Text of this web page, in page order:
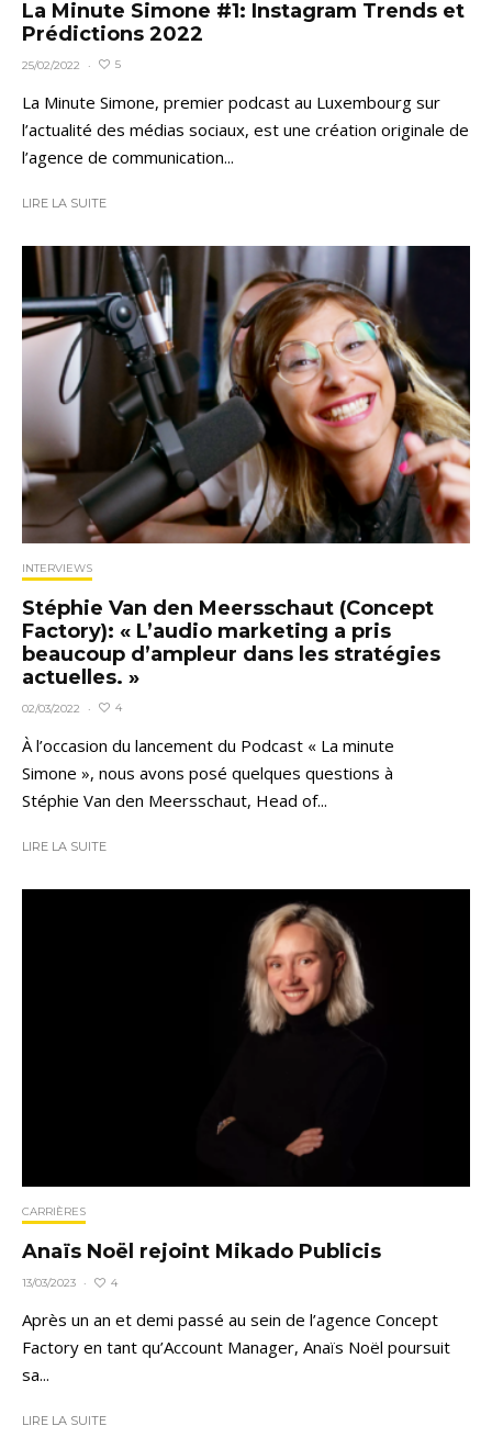
La Minute Simone #1: Instagram Trends et
Prédictions 2022
25/02/2022 · 5
La Minute Simone, premier podcast au Luxembourg sur
l’actualité des médias sociaux, est une création originale de
l’agence de communication...
LIRE LA SUITE
INTERVIEWS
Stéphie Van den Meersschaut (Concept
Factory): « L’audio marketing a pris
beaucoup d’ampleur dans les stratégies
actuelles. »
02/03/2022 · 4
À l’occasion du lancement du Podcast « La minute
Simone », nous avons posé quelques questions à
Stéphie Van den Meersschaut, Head of...
LIRE LA SUITE
CARRIÈRES
Anaïs Noël rejoint Mikado Publicis
13/03/2023 · 4
Après un an et demi passé au sein de l’agence Concept
Factory en tant qu’Account Manager, Anaïs Noël poursuit
sa...
LIRE LA SUITE